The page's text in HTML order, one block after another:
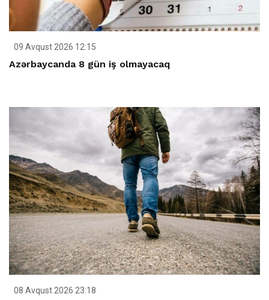
09 Avqust 2026 12:15
Azərbaycanda 8 gün iş olmayacaq
08 Avqust 2026 23:18